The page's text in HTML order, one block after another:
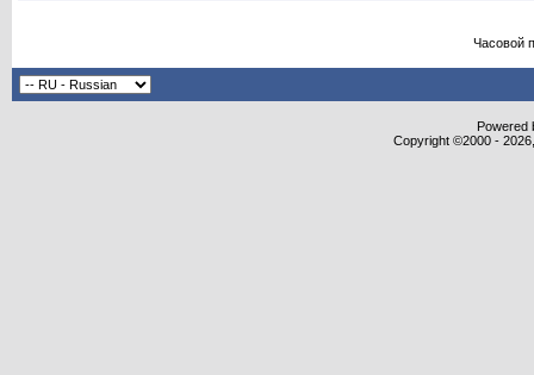
Часовой
Powered
Copyright ©2000 -